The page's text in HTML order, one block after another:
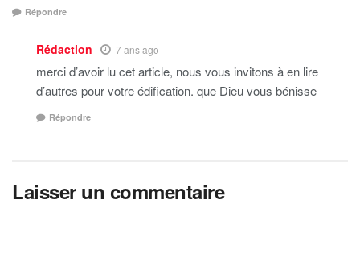
Répondre
Rédaction 7 ans ago
merci d’avoir lu cet article, nous vous invitons à en lire
d’autres pour votre édification. que Dieu vous bénisse
Répondre
Laisser un commentaire